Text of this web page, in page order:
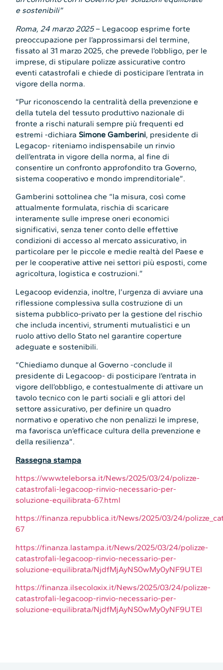
e sostenibili”
Roma, 24 marzo 2025– Legacoop esprime forte
preoccupazione per l’approssimarsi del termine,
fissato al 31 marzo 2025, che prevede l’obbligo, per le
imprese, di stipulare polizze assicurative contro
eventi catastrofali e chiede di posticipare l’entrata in
vigore della norma.
“Pur riconoscendo la centralità della prevenzione e
della tutela del tessuto produttivo nazionale di
fronte a rischi naturali sempre più frequenti ed
estremi -dichiara Simone Gamberini, presidente di
Legacop- riteniamo indispensabile un rinvio
dell’entrata in vigore della norma, al fine di
consentire un confronto approfondito tra Governo,
sistema cooperativo e mondo imprenditoriale”.
Gamberini sottolinea che “la misura, così come
attualmente formulata, rischia di scaricare
interamente sulle imprese oneri economici
significativi, senza tener conto delle effettive
condizioni di accesso al mercato assicurativo, in
particolare per le piccole e medie realtà del Paese e
per le cooperative attive nei settori più esposti, come
agricoltura, logistica e costruzioni.”
Legacoop evidenzia, inoltre, l’urgenza di avviare una
riflessione complessiva sulla costruzione di un
sistema pubblico-privato per la gestione del rischio
che includa incentivi, strumenti mutualistici e un
ruolo attivo dello Stato nel garantire coperture
adeguate e sostenibili.
“Chiediamo dunque al Governo -conclude il
presidente di Legacoop- di posticipare l’entrata in
vigore dell’obbligo, e contestualmente di attivare un
tavolo tecnico con le parti sociali e gli attori del
settore assicurativo, per definire un quadro
normativo e operativo che non penalizzi le imprese,
ma favorisca un’efficace cultura della prevenzione e
della resilienza”.
Rassegna stampa
https://www.teleborsa.it/News/2025/03/24/polizze-
catastrofali-legacoop-rinvio-necessario-per-
soluzione-equilibrata-67.html
https://finanza.repubblica.it/News/2025/03/24/
67
https://finanza.lastampa.it/News/2025/03/24/polizze-
catastrofali-legacoop-rinvio-necessario-per-
soluzione-equilibrata/NjdfMjAyNS0wMy0yNF9UTEI
https://finanza.ilsecoloxix.it/News/2025/03/24/polizze-
catastrofali-legacoop-rinvio-necessario-per-
soluzione-equilibrata/NjdfMjAyNS0wMy0yNF9UTEI